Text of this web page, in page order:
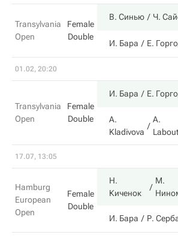
Transylvania
Open
Female
Double
В. Синью Ч.
И. Бара Е.
01.02, 20:20
Transylvania
Open
Female
Double
И. Бара Е.
A.
Kladivova
A.
17.07, 13:05
Hamburg
European
Open
Female
Double
Н.
Киченок
М.
И. Бара Р.